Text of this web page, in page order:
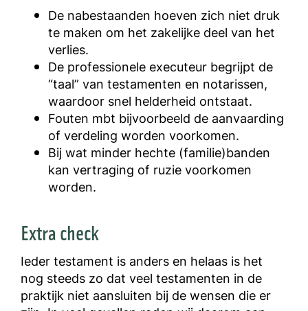
De nabestaanden hoeven zich niet druk
te maken om het zakelijke deel van het
verlies.
De professionele executeur begrijpt de
“taal” van testamenten en notarissen,
waardoor snel helderheid ontstaat.
Fouten mbt bijvoorbeeld de aanvaarding
of verdeling worden voorkomen.
Bij wat minder hechte (familie)banden
kan vertraging of ruzie voorkomen
worden.
Extra check
Ieder testament is anders en helaas is het
nog steeds zo dat veel testamenten in de
praktijk niet aansluiten bij de wensen die er